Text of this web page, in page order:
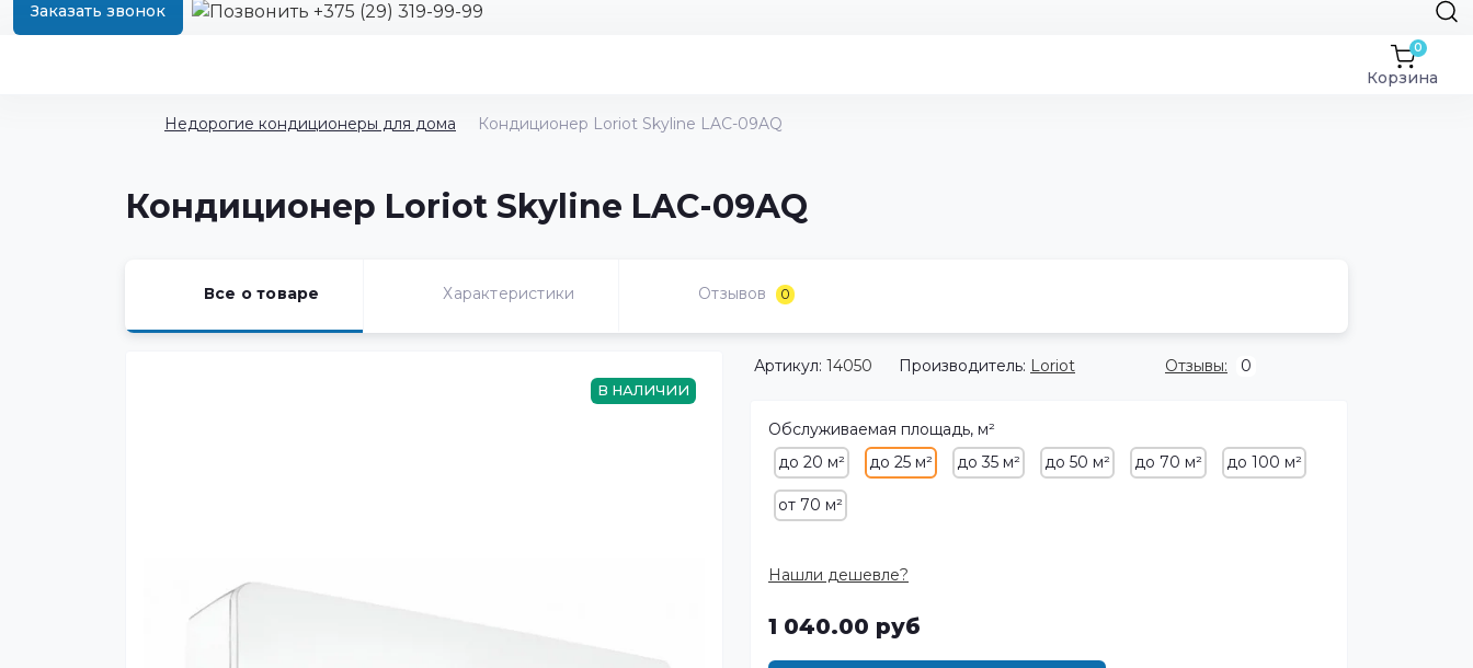
Заказать звонок +375 (29) 319-99-99
Корзина
0
Недорогие кондиционеры для дома Кондиционер Loriot Skyline LAC-09AQ
Кондиционер Loriot Skyline LAC-09AQ
Все о товаре Характеристики Отзывов 0
В НАЛИЧИИ
Артикул: 14050 Производитель: Loriot Отзывы: 0
Обслуживаемая площадь, м²
до 20 м²
до 25 м² до 35 м² до 50 м² до 70 м² до 100 м²
от 70 м²
Нашли дешевле?
1 040.00 руб